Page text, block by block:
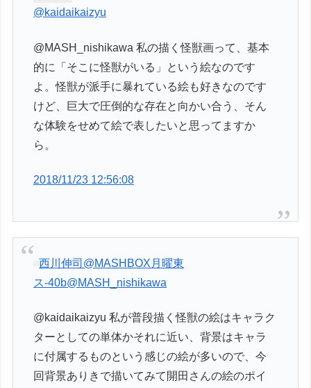
@kaidaikaizyu
@MASH_nishikawa 私の描く怪獣画って、基本
的に「そこに怪獣がいる」という絵なのです
よ。怪獣が派手に暴れている絵も好きなのです
けど、巨大で圧倒的な存在と向かい合う、そん
な体験をせめて絵で表したいと思ってますか
ら。
2018/11/23 12:56:08
西川伸司@MASHBOX月曜東
ス-40b@MASH_nishikawa
@kaidaikaizyu 私が普段描く怪獣の絵はキャラク
ターとしての単体かそれに近い、背景はキャラ
に付属するものという感じの絵が多いので、今
回背景ありきで描いてみて開田さんの絵のポイ